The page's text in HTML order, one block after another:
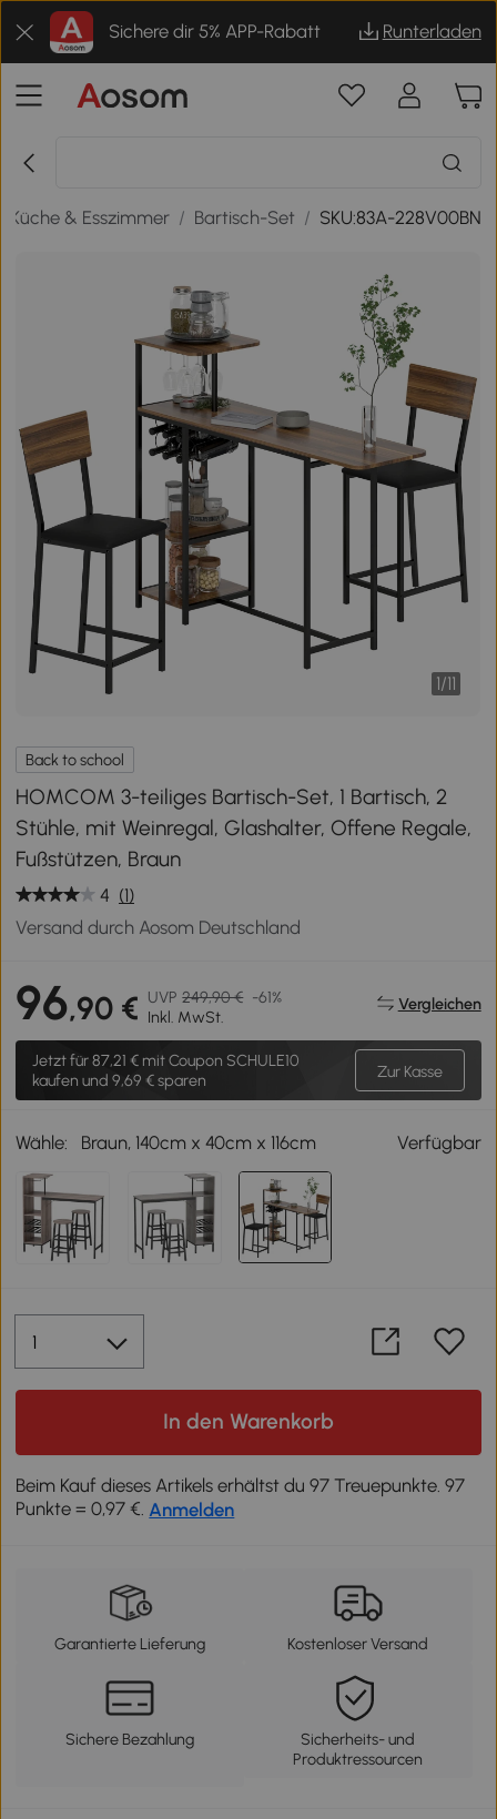
Sichere dir 5% APP-Rabatt Runterladen
Küche & Esszimmer / Bartisch-Set / SKU:83A-228V00BN
1/11
Back to school
HOMCOM 3-teiliges Bartisch-Set, 1 Bartisch, 2
Stühle, mit Weinregal, Glashalter, Offene Regale,
Fußstützen, Braun
4 (1)
Versand durch Aosom Deutschland
96,90 € UVP 249,90 € -61%
Inkl. MwSt.
Vergleichen
Jetzt für87,21 €mit Coupon SCHULE10
kaufen und 9,69 € sparen
Zur Kasse
Wähle: Braun, 140cm x 40cm x 116cm Verfügbar
In den Warenkorb
Beim Kauf dieses Artikels erhältst du 97 Treuepunkte. 97
Punkte = 0,97 €. Anmelden
Garantierte Lieferung Kostenloser Versand
Sichere Bezahlung
Sicherheits- und
Produktressourcen